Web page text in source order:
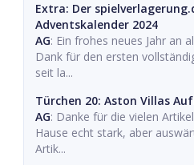
Extra: Der
Adventskalender 2024
AG: Ein frohes neues Jahr an
Dank für den ersten
seit la...
Türchen 20: Aston Villas
AG: Danke für die vielen
Hause echt stark, aber
Artik...